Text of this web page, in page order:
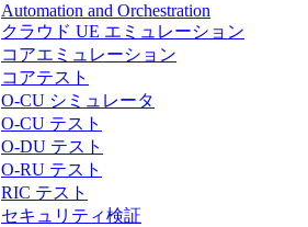
Automation and Orchestration
クラウド UE エミュレーション
コアエミュレーション
コアテスト
O-CU シミュレータ
O-CU テスト
O-DU テスト
O-RU テスト
RIC テスト
セキュリティ検証